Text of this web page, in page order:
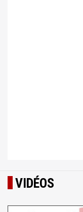
VIDÉOS